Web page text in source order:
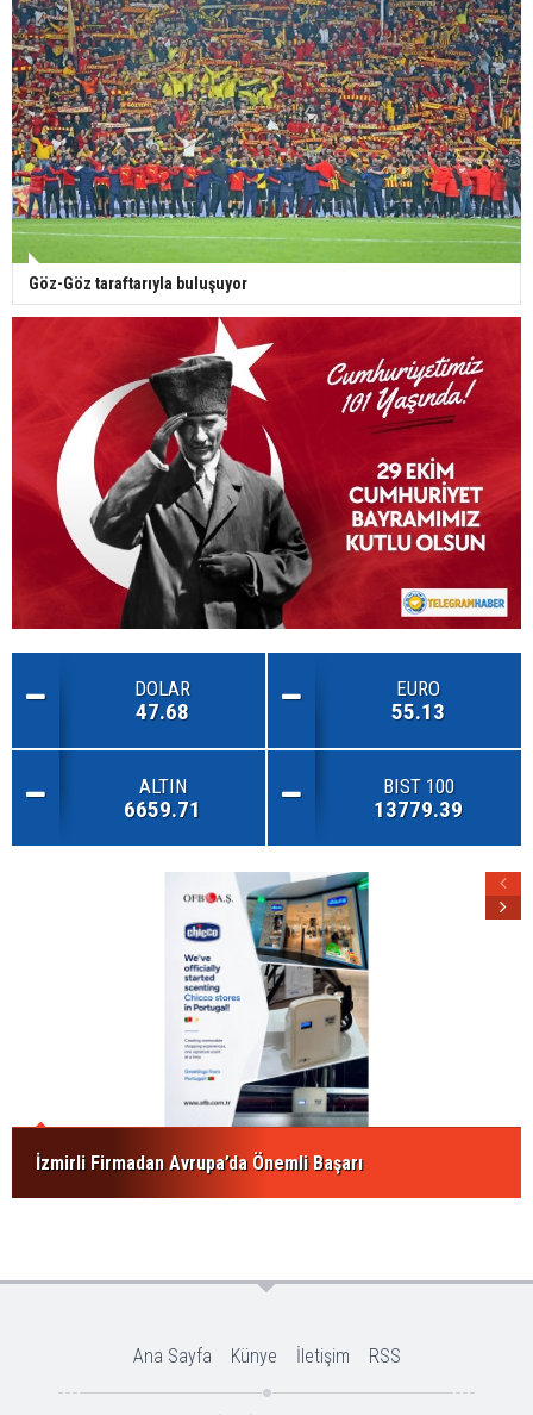
Göz-Göz taraftarıyla buluşuyor
DOLAR
47.68
EURO
55.13
ALTIN
6659.71
BIST 100
13779.39
İzmirli Firmadan Avrupa’da Önemli Başarı
Ana Sayfa Künye İletişim RSS